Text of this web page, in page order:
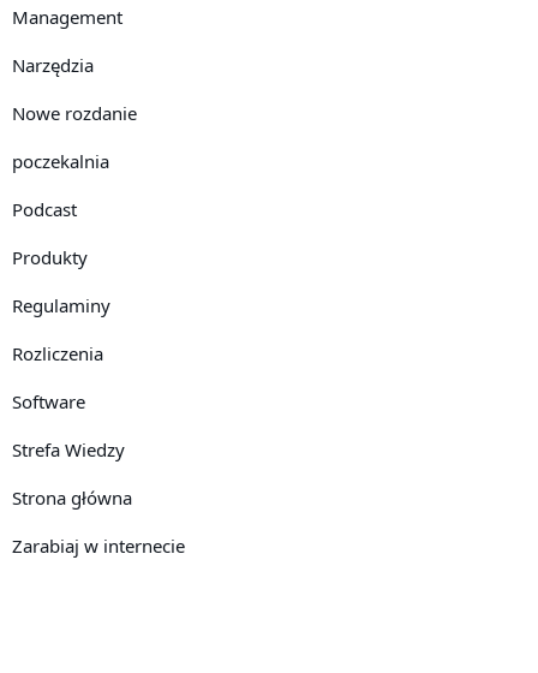
Management
Narzędzia
Nowe rozdanie
poczekalnia
Podcast
Produkty
Regulaminy
Rozliczenia
Software
Strefa Wiedzy
Strona główna
Zarabiaj w internecie